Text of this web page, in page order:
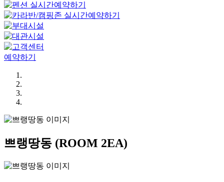
예약하기
쁘랭땅동 (ROOM 2EA)